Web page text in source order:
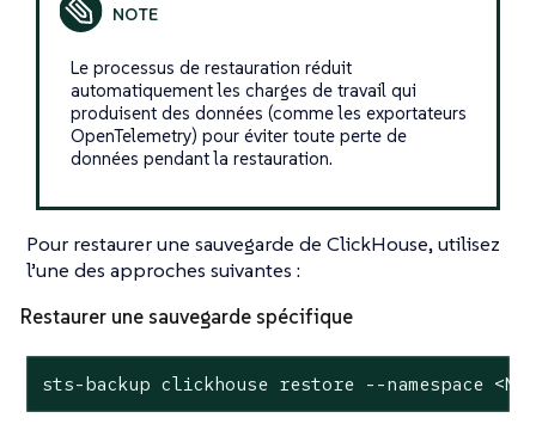
Le processus de restauration réduit
automatiquement les charges de travail qui
produisent des données (comme les exportateurs
OpenTelemetry) pour éviter toute perte de
données pendant la restauration.
Pour restaurer une sauvegarde de ClickHouse, utilisez
l’une des approches suivantes :
Restaurer une sauvegarde spécifique
sts-backup clickhouse restore --namespace